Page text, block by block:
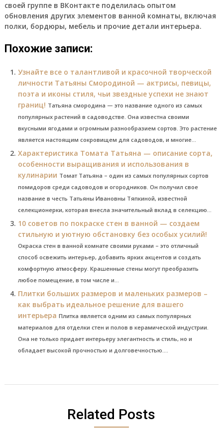
своей группе в ВКонтакте поделилась опытом
обновления других элементов ванной комнаты, включая
полки, бордюры, мебель и прочие детали интерьера.
Похожие записи:
Узнайте все о талантливой и красочной творческой
личности Татьяны Смородиной — актрисы, певицы,
поэта и иконы стиля, чьи звездные успехи не знают
границ! Татьяна смородина — это название одного из самых
популярных растений в садоводстве. Она известна своими
вкусными ягодами и огромным разнообразием сортов. Это растение
является настоящим сокровищем для садоводов, и многие...
Характеристика Томата Татьяна — описание сорта,
особенности выращивания и использования в
кулинарии Томат Татьяна – один из самых популярных сортов
помидоров среди садоводов и огородников. Он получил свое
название в честь Татьяны Ивановны Тяпкиной, известной
селекционерки, которая внесла значительный вклад в селекцию...
10 советов по покраске стен в ванной — создаем
стильную и уютную обстановку без особых усилий!
Окраска стен в ванной комнате своими руками – это отличный
способ освежить интерьер, добавить ярких акцентов и создать
комфортную атмосферу. Крашенные стены могут преобразить
любое помещение, в том числе и...
Плитки больших размеров и маленьких размеров –
как выбрать идеальное решение для вашего
интерьера Плитка является одним из самых популярных
материалов для отделки стен и полов в керамической индустрии.
Она не только придает интерьеру элегантность и стиль, но и
обладает высокой прочностью и долговечностью....
Related Posts